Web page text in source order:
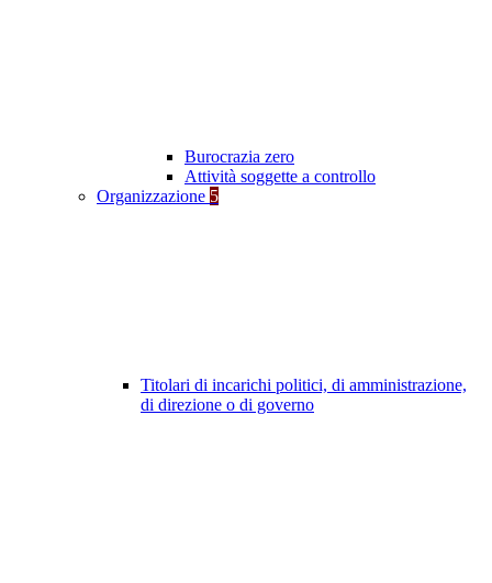
Burocrazia zero
Attività soggette a controllo
Organizzazione 5
Titolari di incarichi politici, di amministrazione,
di direzione o di governo